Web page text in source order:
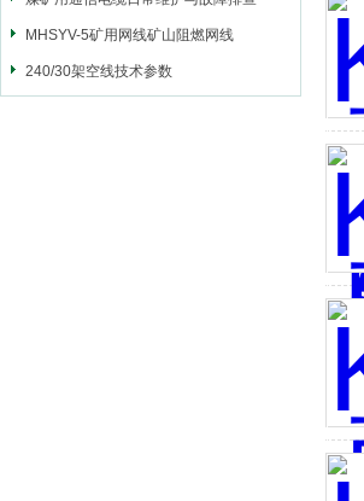
MHSYV-5矿用网线矿山阻燃网线
240/30架空线技术参数